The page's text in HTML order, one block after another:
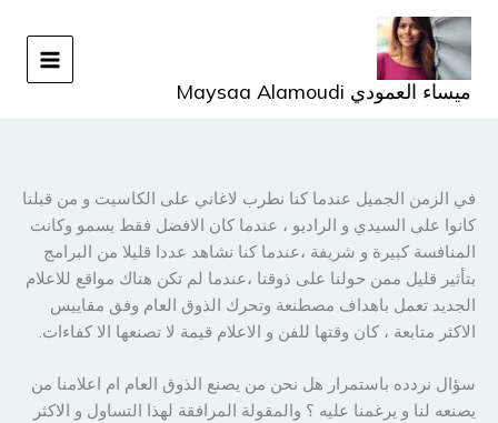
تخطي
المحتوى
ميساء العمودي Maysaa Alamoudi
في الزمن الجميل عندما كنا نطرب لاغاني على الكاسيت و من قبلنا
كانوا على السيدي و الراديو ، عندما كان الافضل فقط يسمو وكانت
المنافسة كبيرة و شريفة ،عندما كنا نشاهد عددا قليلا من البرامج
بتأثير قليل ممن حولنا على ذوقنا ،عندما لم تكن هناك مواقع للاعلام
الجديد تعمل باهداف مصطنعة وتحرك الذوق العام وفق مقاييس
الاكثر متابعة ، كان وقتها للفن و الاعلام قيمة لا تصنعها الا كفاءات.
سؤال نردده باستمرار هل نحن من يصنع الذوق العام ام اعلامنا من
يصنعه لنا و يرغمنا عليه ؟ والمقولة المرافقة لهذا التساول و الاكثر